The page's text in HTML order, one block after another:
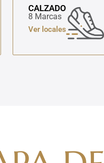
CALZADO
8 Marcas
Ver locales